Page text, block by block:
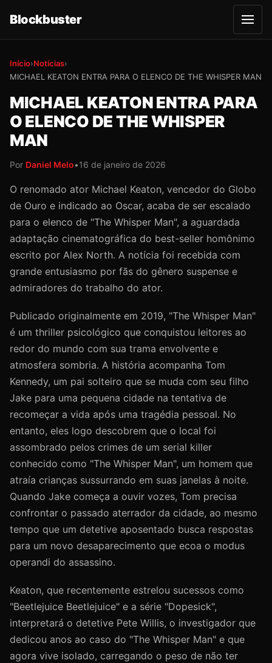
Blockbuster
A
b
r
e
u
Início›Notícias›
MICHAEL KEATON ENTRA PARA O ELENCO DE THE WHISPER MAN
MICHAEL KEATON ENTRA PARA
O ELENCO DE THE WHISPER
MAN
Por Daniel Melo•16 de janeiro de 2026
O renomado ator Michael Keaton, vencedor do Globo
de Ouro e indicado ao Oscar, acaba de ser escalado
para o elenco de "The Whisper Man", a aguardada
adaptação cinematográfica do best-seller homônimo
escrito por Alex North. A notícia foi recebida com
grande entusiasmo por fãs do gênero suspense e
admiradores do trabalho do ator.
Publicado originalmente em 2019, "The Whisper Man"
é um thriller psicológico que conquistou leitores ao
redor do mundo com sua trama envolvente e
atmosfera sombria. A história acompanha Tom
Kennedy, um pai solteiro que se muda com seu filho
Jake para uma pequena cidade na tentativa de
recomeçar a vida após uma tragédia pessoal. No
entanto, eles logo descobrem que o local foi
assombrado pelos crimes de um serial killer
conhecido como "The Whisper Man", um homem que
atraía crianças sussurrando em suas janelas à noite.
Quando Jake começa a ouvir vozes, Tom precisa
confrontar o passado aterrador da cidade, ao mesmo
tempo que um detetive aposentado busca respostas
para um novo desaparecimento que ecoa o modus
operandi do assassino.
Keaton, que recentemente estrelou sucessos como
"Beetlejuice Beetlejuice" e a série "Dopesick",
interpretará o detetive Pete Willis, o investigador que
dedicou anos ao caso do "The Whisper Man" e que
agora vive isolado, carregando o peso de não ter